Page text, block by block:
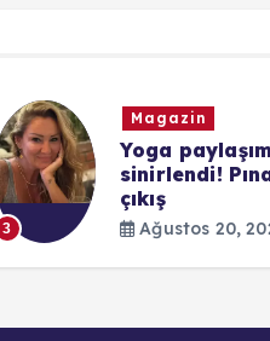
3
Magazin
Yoga
sinirlendi!
çıkış
Ağustos 20,